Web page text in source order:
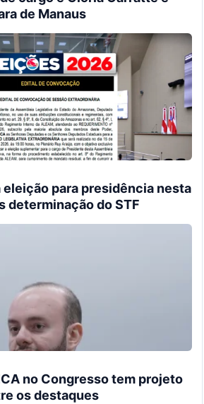
de Manaus
eleição para presidência nesta
determinação do STF
no Congresso tem projeto
os destaques